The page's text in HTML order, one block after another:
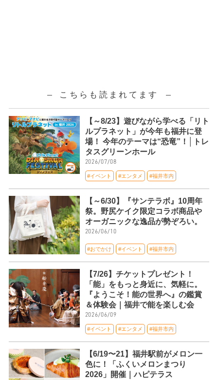
こちらも読まれてます
【～8/23】遊びながら学べる「リト
ルプラネット」が今年も福井に登
場！ 今年のテーマは“恐竜”！│トレ
タスグリーンホール
2026/07/08
#イベント #エンタメ #福井市内
【～6/30】『サンテラボ』10周年
祭。野尻ケイク限定コラボ商品や
オーガニックな逸品が勢ぞろい。
2026/06/10
#おでかけ #イベント #福井市内
【7/26】チケットプレゼント！
「能」をもっと身近に、気軽に。
『ようこそ！能の世界へ』の鑑賞
＆体験会｜福井で能を楽しむ会
2026/06/09
#イベント #エンタメ #福井市内
【6/19〜21】福井駅前がメロン一
色に！「ふくいメロンまつり
2026」開催｜ハピテラス